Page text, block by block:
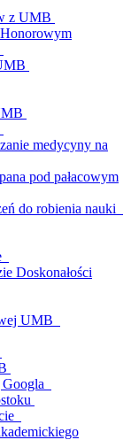
z UMB
medycyny na
pod pałacowym
do robienia nauki
Doskonałości
UMB
Googla